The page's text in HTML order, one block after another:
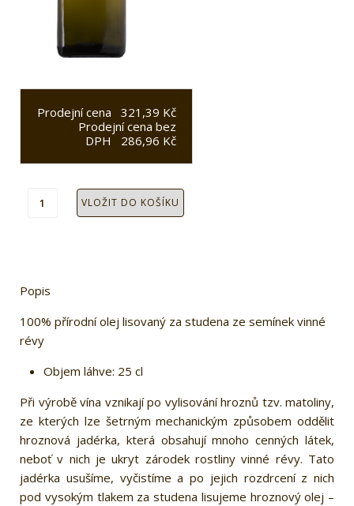
Prodejní cena
321,39 Kč
Prodejní cena bez
DPH
286,96 Kč
Popis
100% přírodní olej lisovaný za studena ze semínek vinné
révy
Objem láhve: 25 cl
Při výrobě vína vznikají po vylisování hroznů tzv. matoliny,
ze kterých lze šetrným mechanickým způsobem oddělit
hroznová jadérka, která obsahují mnoho cenných látek,
neboť v nich je ukryt zárodek rostliny vinné révy. Tato
jadérka usušíme, vyčistíme a po jejich rozdrcení z nich
pod vysokým tlakem za studena lisujeme hroznový olej –